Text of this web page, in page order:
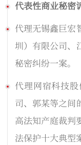
代表性商业秘密
代理无锡鑫巨宏
圳）有限公司、
秘密纠纷一案。
代理网宿科技
司、郭某等之间
高法知产庭裁判
法保护十大典型